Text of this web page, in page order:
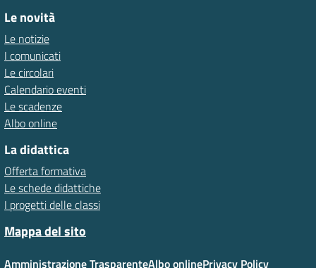
Le novità
Le notizie
I comunicati
Le circolari
Calendario eventi
Le scadenze
Albo online
La didattica
Offerta formativa
Le schede didattiche
I progetti delle classi
Mappa del sito
Amministrazione TrasparenteAlbo onlinePrivacy Policy